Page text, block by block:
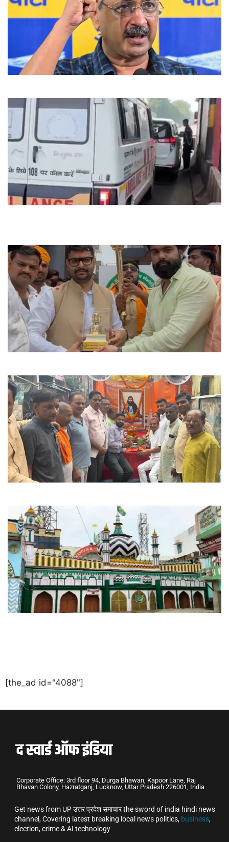
[the_ad id="4088"]
Corporate Office: 3rd floor 94, Durga Bhawan, Kapoor Lane, Raj
Bhavan Colony, Hazratganj, Lucknow, Uttar Pradesh 226001, India
Get news from UP उत्तर प्रदेश समाचार the sword of india hindi news
channel, Covering latest breaking local news politics, business,
election, crime & AI technology